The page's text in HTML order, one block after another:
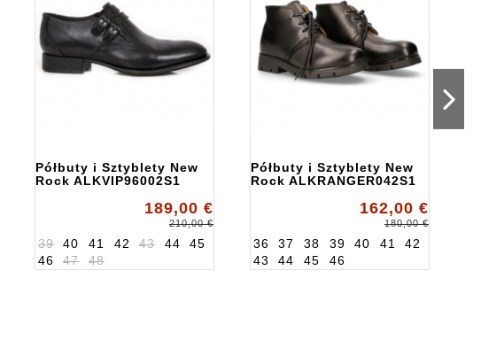
Półbuty i Sztyblety New
Rock ALKVIP96002S1
189,00 €
210,00 €
39 40 41 42 43 44
45
46
47 48
Półbuty i Sztyblety New
Rock ALKRANGER042S1
162,00 €
180,00 €
36 37 38 39 40 41
42
43
44 45 46